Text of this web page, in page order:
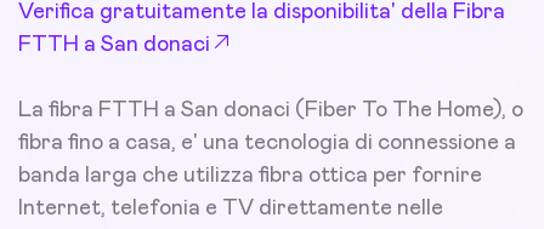
Verifica gratuitamente la disponibilita' della Fibra
FTTH a San donaci
La fibra FTTH a San donaci (Fiber To The Home), o
fibra fino a casa, e' una tecnologia di connessione a
banda larga che utilizza fibra ottica per fornire
Internet, telefonia e TV direttamente nelle